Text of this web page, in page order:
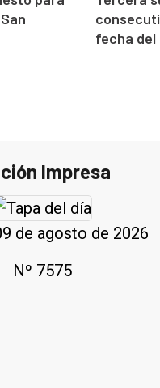
fecha
Impresa
de agosto de 2026
Nº 7575